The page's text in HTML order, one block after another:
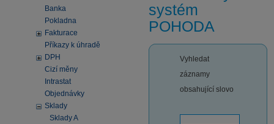
Banka
Pokladna
Fakturace
Příkazy k úhradě
DPH
Cizí měny
Intrastat
Objednávky
Sklady
Sklady A
systém
POHODA
Vyhledat
záznamy
obsahující slovo